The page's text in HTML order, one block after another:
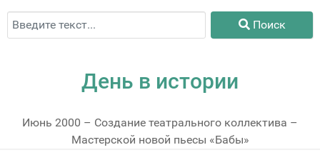
Поиск Поиск
День в истории
Июнь 2000 – Создание театрального коллектива –
Мастерской новой пьесы «Бабы»